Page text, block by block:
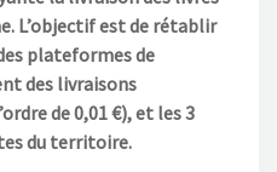
L’objectif est de rétablir
plateformes de
des livraisons
de 0,01€), et les 3
du territoire.